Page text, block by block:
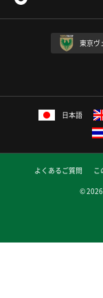
東京ヴ
日本語
よくあるご質問 こ
© 2026